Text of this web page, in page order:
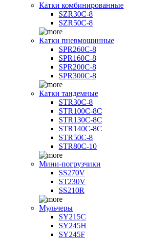
Катки комбинированные
SZR30C-8
SZR50C-8
Катки пневмошинные
SPR260C-8
SPR160C-8
SPR200C-8
SPR300C-8
Катки тандемные
STR30C-8
STR100C-8С
STR130C-8С
STR140C-8С
STR50C-8
STR80C-10
Мини-погрузчики
SS270V
ST230V
SS210R
Мульчеры
SY215C
SY245H
SY245F